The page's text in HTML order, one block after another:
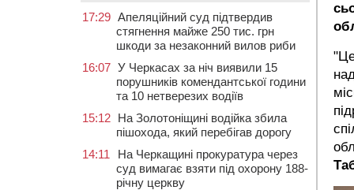
17:29 Апеляційний суд підтвердив
стягнення майже 250 тис. грн
шкоди за незаконний вилов риби
16:07 У Черкасах за ніч виявили 15
порушників комендантської години
та 10 нетверезих водіїв
15:12 На Золотоніщині водійка збила
пішохода, який перебігав дорогу
14:11
На Черкащині прокуратура через
суд вимагає взяти під охорону 188-
річну церкву